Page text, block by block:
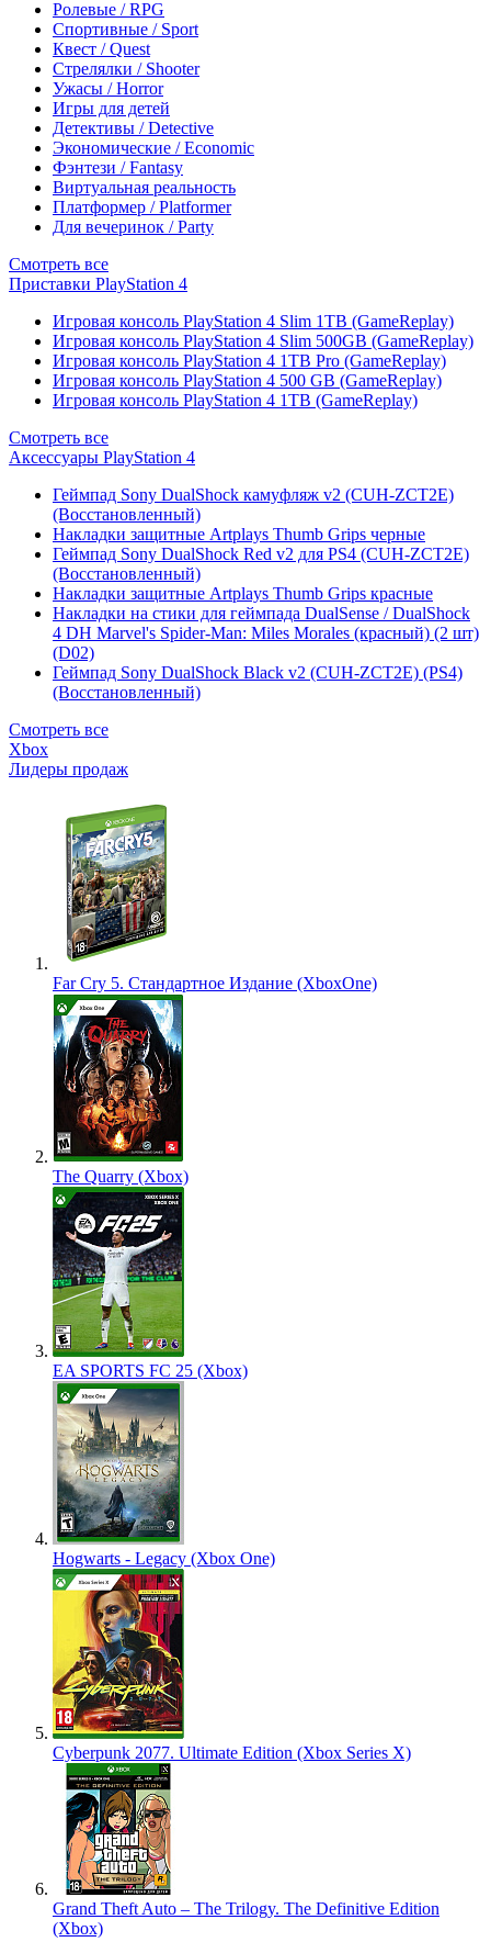
Ролевые / RPG
Спортивные / Sport
Квест / Quest
Стрелялки / Shooter
Ужасы / Horror
Игры для детей
Детективы / Detective
Экономические / Economic
Фэнтези / Fantasy
Виртуальная реальность
Платформер / Platformer
Для вечеринок / Party
Смотреть все
Приставки PlayStation 4
Игровая консоль PlayStation 4 Slim 1TB (GameReplay)
Игровая консоль PlayStation 4 Slim 500GB (GameReplay)
Игровая консоль PlayStation 4 1TB Pro (GameReplay)
Игровая консоль PlayStation 4 500 GB (GameReplay)
Игровая консоль PlayStation 4 1TB (GameReplay)
Смотреть все
Аксессуары PlayStation 4
Геймпад Sony DualShock камуфляж v2 (CUH-ZCT2E)
(Восстановленный)
Накладки защитные Artplays Thumb Grips черные
Геймпад Sony DualShock Red v2 для PS4 (CUH-ZCT2E)
(Восстановленный)
Накладки защитные Artplays Thumb Grips красные
Накладки на стики для геймпада DualSense / DualShock
4 DH Marvel's Spider-Man: Miles Morales (красный) (2 шт)
(D02)
Геймпад Sony DualShock Black v2 (CUH-ZCT2E) (PS4)
(Восстановленный)
Смотреть все
Xbox
Лидеры продаж
Far Cry 5. Стандартное Издание (XboxOne)
The Quarry (Xbox)
EA SPORTS FC 25 (Xbox)
Hogwarts - Legacy (Xbox One)
Cyberpunk 2077. Ultimate Edition (Xbox Series X)
Grand Theft Auto – The Trilogy. The Definitive Edition
(Xbox)